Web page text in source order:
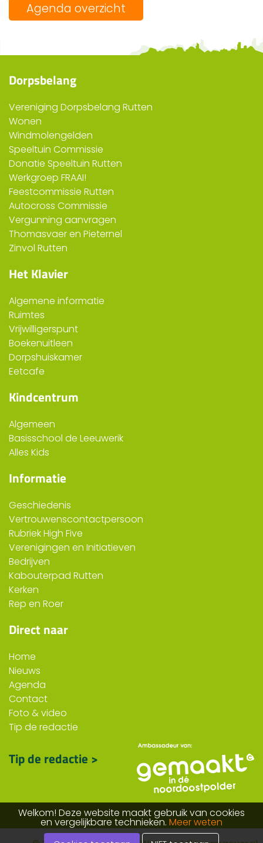
Agenda overzicht
Dorpsbelang
Vereniging Dorpsbelang Rutten
Wonen
Windmolengelden
Speeltuin Commissie
Donatie Speeltuin Rutten
Werkgroep FRAAI!
Feestcommissie Rutten
Autocross Commissie
Vergunning aanvragen
Thomasvaer en Pieternel
Zinvol Rutten
Het Klavier
Algemene informatie
Ruimtes
Vrijwilligerspunt
Boekenuitleen
Dorpshuiskamer
Eetcafe
Kindcentrum
Algemeen
Basisschool de Leeuwerik
Alles Kids
Informatie
Geschiedenis
Vertrouwenscontactpersoon
Rubriek High Five
Verenigingen en Initiatieven
Bedrijven
Kabouterpad Rutten
Kerken
Rep en Roer
Direct naar
Home
Nieuws
Agenda
Contact
Foto & video
Tip de redactie
Tip de redactie >
Welkom! Deze website maakt gebruik van cookies
en vergelijkbare technieken. Meer weten